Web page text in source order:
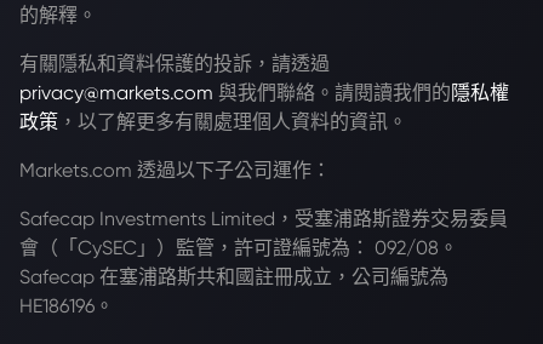
的解釋。
有關隱私和資料保護的投訴，請透過
privacy@markets.com 與我們聯絡。請閱讀我們的隱私權
政策 ，以了解更多有關處理個人資料的資訊。
Markets.com 透過以下子公司運作：
Safecap Investments Limited，受塞浦路斯證券交易委員
會（「CySEC」）監管，許可證編號為： 092/08。
Safecap 在塞浦路斯共和國註冊成立，公司編號為
HE186196。